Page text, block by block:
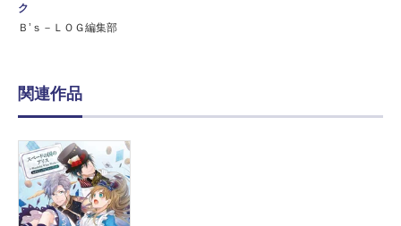
ク
Ｂ’ｓ－ＬＯＧ編集部
関連作品